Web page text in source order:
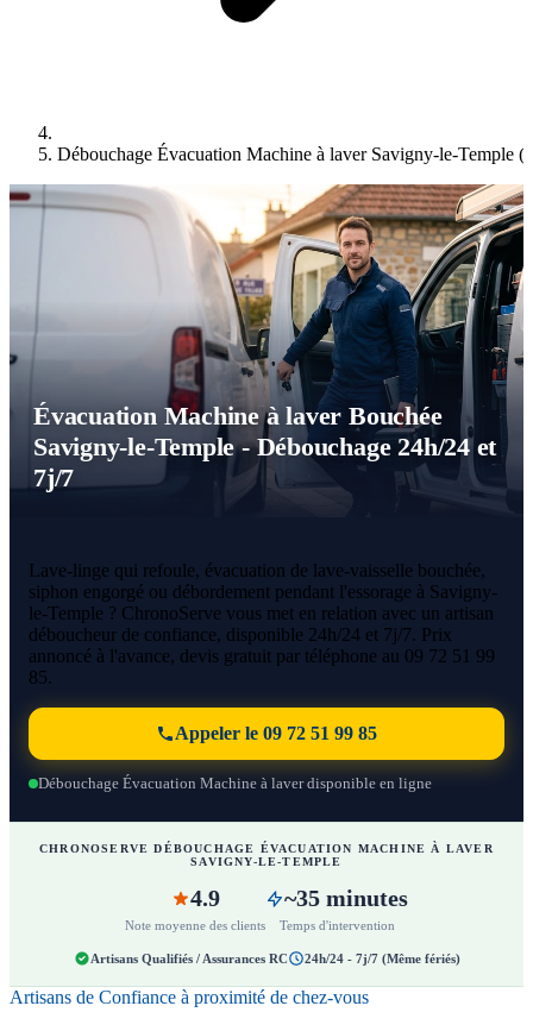
Débouchage Évacuation Machine à laver Savigny-le-Temple
Évacuation Machine à laver Bouchée
Savigny-le-Temple - Débouchage 24h/24 et
7j/7
Lave-linge qui refoule, évacuation de lave-vaisselle bouchée,
siphon engorgé ou débordement pendant l'essorage à Savigny-
le-Temple ? ChronoServe vous met en relation avec un artisan
déboucheur de confiance, disponible 24h/24 et 7j/7. Prix
annoncé à l'avance, devis gratuit par téléphone au 09 72 51 99
85.
Appeler le 09 72 51 99 85
Débouchage Évacuation Machine à laver disponible en ligne
CHRONOSERVE DÉBOUCHAGE ÉVACUATION MACHINE À LAVER
SAVIGNY-LE-TEMPLE
4.9
Note moyenne des clients
~35 minutes
Temps d'intervention
Artisans Qualifiés / Assurances RC 24h/24 - 7j/7 (Même fériés)
Artisans de Confiance à proximité de chez-vous